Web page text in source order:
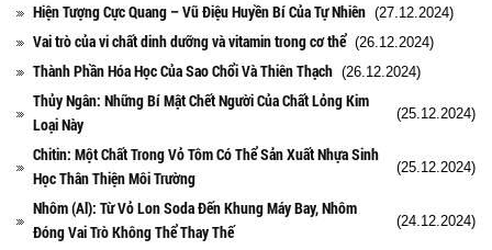
Hiện Tượng Cực Quang – Vũ Điệu Huyền Bí Của Tự Nhiên (27.12.2024)
Vai trò của vi chất dinh dưỡng và vitamin trong cơ thể (26.12.2024)
Thành Phần Hóa Học Của Sao Chổi Và Thiên Thạch (26.12.2024)
Thủy Ngân: Những Bí Mật Chết Người Của Chất Lỏng Kim
Loại Này
(25.12.2024)
Chitin: Một Chất Trong Vỏ Tôm Có Thể Sản Xuất Nhựa Sinh
Học Thân Thiện Môi Trường
(25.12.2024)
Nhôm (Al): Từ Vỏ Lon Soda Đến Khung Máy Bay, Nhôm
Đóng Vai Trò Không Thể Thay Thế
(24.12.2024)